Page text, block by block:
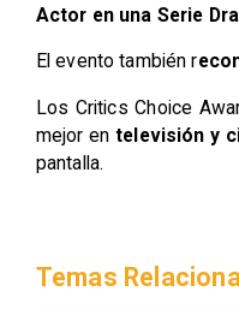
Actor en una Serie
El evento también r
Los Critics Choice
mejor entelevisión y
pantalla.
Temas